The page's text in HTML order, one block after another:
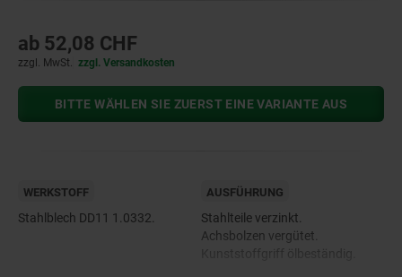
ab 52,08 CHF
zzgl. MwSt. zzgl. Versandkosten
BITTE WÄHLEN SIE ZUERST EINE VARIANTE AUS
WERKSTOFF
Stahlblech DD11 1.0332.
AUSFÜHRUNG
Stahlteile verzinkt.
Achsbolzen vergütet.